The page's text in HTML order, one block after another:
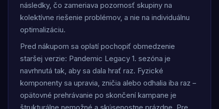
následky, čo zameriava pozornosť skupiny na
kolektívne riešenie problémov, a nie na individuálnu
optimalizáciu.
Pred nákupom sa oplatí pochopiť obmedzenie
staršej verzie: Pandemic Legacy 1. sezóna je
navrhnutá tak, aby sa dala hrať raz. Fyzické
komponenty sa upravia, zničia alebo odhalia iba raz –
opätovné prehrávanie po skončení kampane je